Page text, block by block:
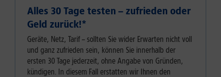
Alles 30 Tage testen – zufrieden oder
Geld zurück!⁠*
Geräte, Netz, Tarif – sollten Sie wider Erwarten nicht voll
und ganz zufrieden sein, können Sie innerhalb der
ersten 30 Tage jederzeit, ohne Angabe von Gründen,
kündigen. In diesem Fall erstatten wir Ihnen den